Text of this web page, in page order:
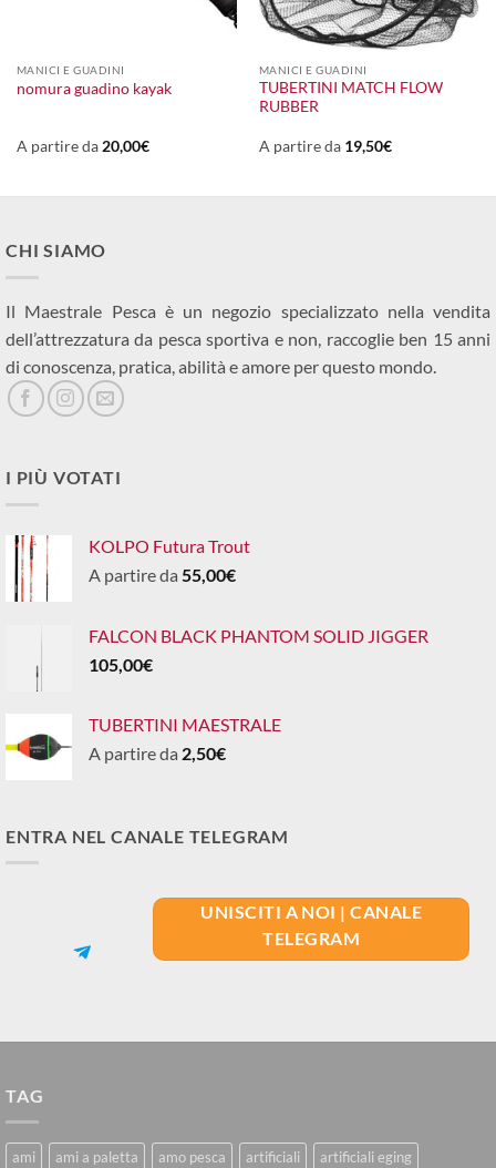
MANICI E GUADINI
nomura guadino kayak
A partire da 20,00€
MANICI E GUADINI
TUBERTINI MATCH FLOW
RUBBER
A partire da 19,50€
CHI SIAMO
Il Maestrale Pesca è un negozio specializzato nella vendita
dell’attrezzatura da pesca sportiva e non, raccoglie ben 15 anni
di conoscenza, pratica, abilità e amore per questo mondo.
I PIÙ VOTATI
KOLPO Futura Trout
A partire da 55,00€
FALCON BLACK PHANTOM SOLID JIGGER
105,00€
TUBERTINI MAESTRALE
A partire da 2,50€
ENTRA NEL CANALE TELEGRAM
UNISCITI A NOI | CANALE
TELEGRAM
TAG
ami ami a paletta amo pesca artificiali
artificiali eging